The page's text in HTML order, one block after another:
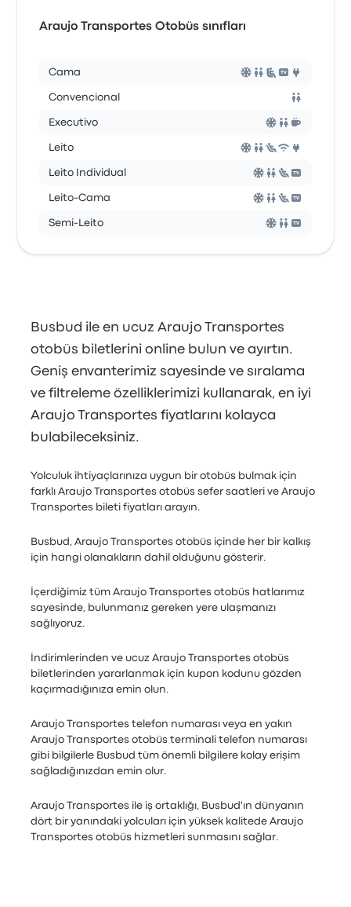
Araujo Transportes Otobüs sınıfları
Cama
Convencional
Executivo
Leito
Leito Individual
Leito-Cama
Semi-Leito
Busbud ile en ucuz Araujo Transportes
otobüs biletlerini online bulun ve ayırtın.
Geniş envanterimiz sayesinde ve sıralama
ve filtreleme özelliklerimizi kullanarak, en iyi
Araujo Transportes fiyatlarını kolayca
bulabileceksiniz.
Yolculuk ihtiyaçlarınıza uygun bir otobüs bulmak için
farklı Araujo Transportes otobüs sefer saatleri ve Araujo
Transportes bileti fiyatları arayın.
Busbud, Araujo Transportes otobüs içinde her bir kalkış
için hangi olanakların dahil olduğunu gösterir.
İçerdiğimiz tüm Araujo Transportes otobüs hatlarımız
sayesinde, bulunmanız gereken yere ulaşmanızı
sağlıyoruz.
İndirimlerinden ve ucuz Araujo Transportes otobüs
biletlerinden yararlanmak için kupon kodunu gözden
kaçırmadığınıza emin olun.
Araujo Transportes telefon numarası veya en yakın
Araujo Transportes otobüs terminali telefon numarası
gibi bilgilerle Busbud tüm önemli bilgilere kolay erişim
sağladığınızdan emin olur.
Araujo Transportes ile iş ortaklığı, Busbud'ın dünyanın
dört bir yanındaki yolcuları için yüksek kalitede Araujo
Transportes otobüs hizmetleri sunmasını sağlar.